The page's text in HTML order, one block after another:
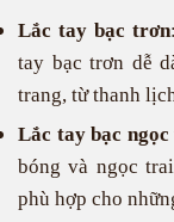
Lắc tay bạc trơn
tay bạc trơn dễ
trang, từ thanh
Lắc tay bạc
bóng và ngọc
phù hợp cho